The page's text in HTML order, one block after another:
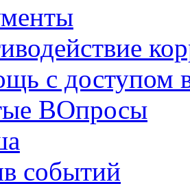
с доступом
ВОпросы
событий